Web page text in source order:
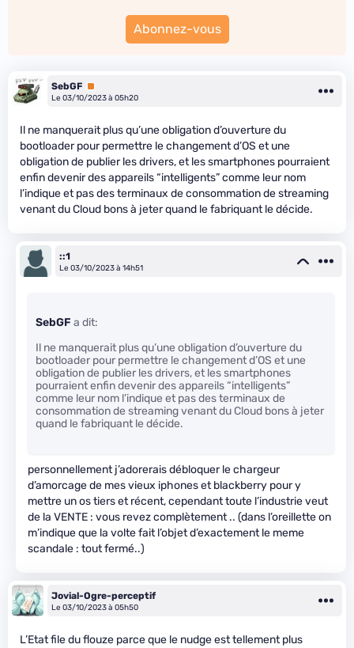
Abonnez-vous
SebGF Premium
Le 03/10/2023 à 05h20
Il ne manquerait plus qu’une obligation d’ouverture du
bootloader pour permettre le changement d’OS et une
obligation de publier les drivers, et les smartphones pourraient
enfin devenir des appareils “intelligents” comme leur nom
l’indique et pas des terminaux de consommation de streaming
venant du Cloud bons à jeter quand le fabriquant le décide.
::1
Le 03/10/2023 à 14h51
SebGF a dit:
Il ne manquerait plus qu’une obligation d’ouverture du
bootloader pour permettre le changement d’OS et une
obligation de publier les drivers, et les smartphones
pourraient enfin devenir des appareils “intelligents”
comme leur nom l’indique et pas des terminaux de
consommation de streaming venant du Cloud bons à jeter
quand le fabriquant le décide.
personnellement j’adorerais débloquer le chargeur
d’amorcage de mes vieux iphones et blackberry pour y
mettre un os tiers et récent, cependant toute l’industrie veut
de la VENTE : vous revez complètement .. (dans l’oreillette on
m’indique que la volte fait l’objet d’exactement le meme
scandale : tout fermé..)
Jovial-Ogre-perceptif
Le 03/10/2023 à 05h50
L’Etat file du flouze parce que le nudge est tellement plus